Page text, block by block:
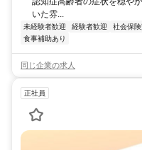
いた雰...
未経験者歓迎 経験者歓迎 社会保
食事補助あり
同じ企業の求人
正社員